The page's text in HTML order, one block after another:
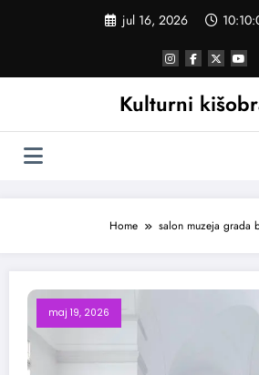
jul 16, 2026
Kulturni
Home salon muzeja grada
maj 19, 2026